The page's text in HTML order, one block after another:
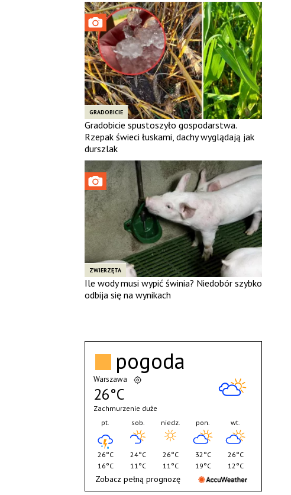
GRADOBICIE
Gradobicie spustoszyło gospodarstwa.
Rzepak świeci łuskami, dachy wyglądają jak
durszlak
ZWIERZĘTA
Ile wody musi wypić świnia? Niedobór szybko
odbija się na wynikach
pogoda
Warszawa
26°C
Zachmurzenie duże
pt.
26°C
16°C
sob.
24°C
11°C
niedz.
26°C
11°C
pon.
32°C
19°C
wt.
26°C
12°C
Zobacz pełną prognozę